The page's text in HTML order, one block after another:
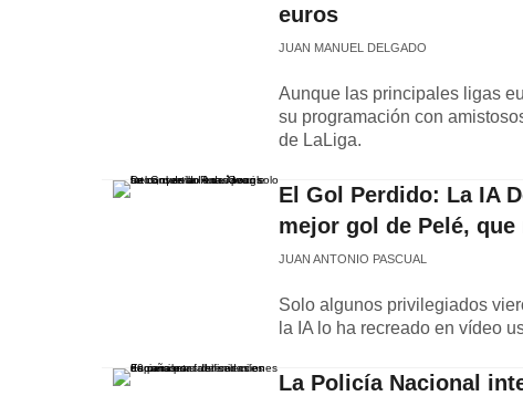
euros
JUAN MANUEL DELGADO
Aunque las principales ligas
su programación con
de LaLiga.
El Gol Perdido: La IA
mejor gol de Pelé,
JUAN ANTONIO PASCUAL
Solo algunos privilegiados
la IA lo ha recreado en vídeo
La Policía Nacional